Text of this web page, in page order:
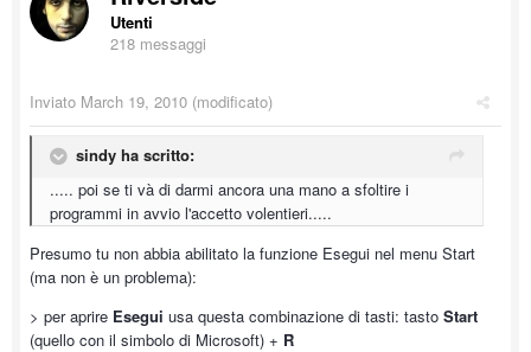
Utenti
218 messaggi
Inviato March 19, 2010 (modificato)
sindy ha scritto:
..... poi se ti và di darmi ancora una mano a sfoltire i
programmi in avvio l'accetto volentieri.....
Presumo tu non abbia abilitato la funzione Esegui nel menu Start
(ma non è un problema):
> per aprire Esegui usa questa combinazione di tasti: tasto Start
(quello con il simbolo di Microsoft) + R